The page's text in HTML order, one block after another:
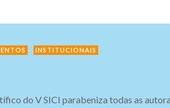
INSTITUCIONAIS
do V SICI parabeniza todas as